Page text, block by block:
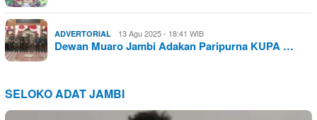
ADVERTORIAL 13 Agu 2025 - 18:41 WIB
Dewan Muaro Jambi Adakan Paripurna KUPA …
SELOKO ADAT JAMBI